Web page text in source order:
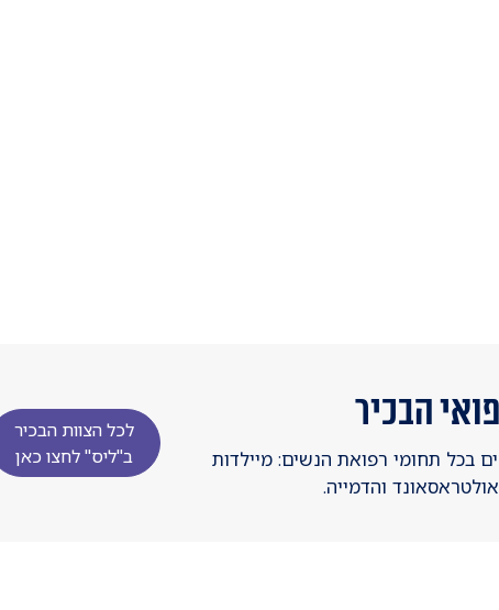
הבכיר
בכל תחומי רפואת הנשים: מיילדות
אולטראסאונד והדמייה.
לכל הצוות הבכיר
ב"ליס" לחצו כאן